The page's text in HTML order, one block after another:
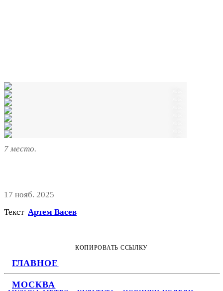
ГЛАВНОЕ
МОСКВА
7 место.
17 нояб. 2025
Текст Артем Васев
КОПИРОВАТЬ ССЫЛКУ